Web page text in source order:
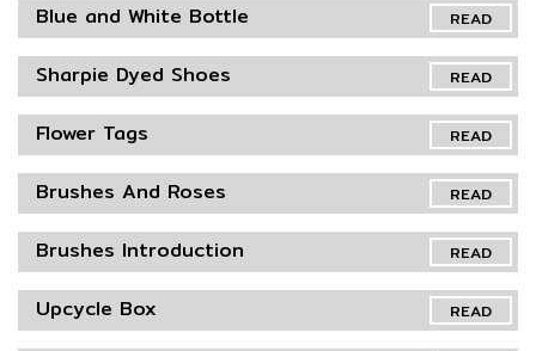
READ
Blue and White Bottle
READ
Sharpie Dyed Shoes
READ
Flower Tags
READ
Brushes And Roses
READ
Brushes Introduction
READ
Upcycle Box